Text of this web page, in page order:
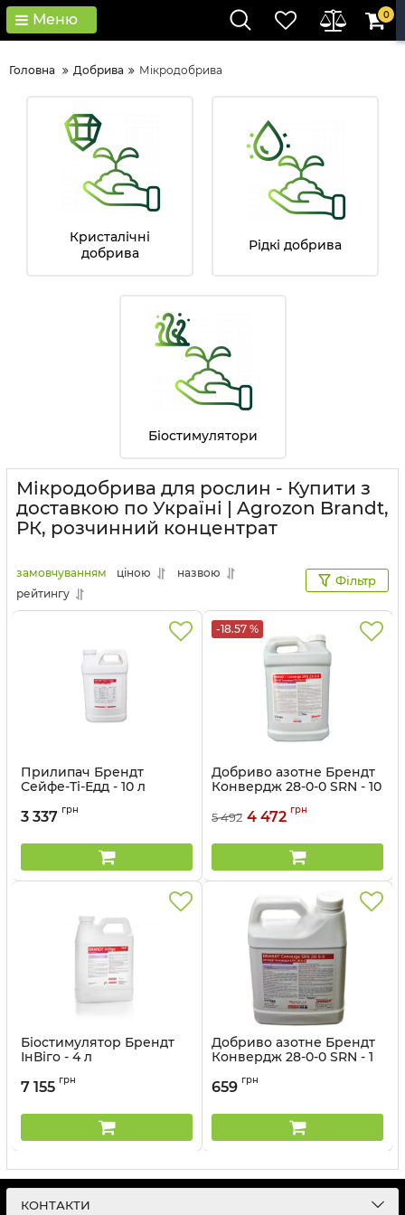
Меню 0
Головна Добрива Мікродобрива
Кристалічні
добрива
Рідкі добрива
Біостимулятори
Мікродобрива для рослин - Купити з
доставкою по Україні | Agrozon Brandt,
РК, розчинний концентрат
замовчуванням ціною
назвою
рейтингу
Фільтр
Прилипач Брендт
Сейфе-Ті-Едд - 10 л
3 337 грн
-18.57 %
Добриво азотне Брендт
Конвердж 28-0-0 SRN - 10
Артикул: 3203064
5 492 4 472 грн
Біостимулятор Брендт
ІнВіго - 4 л
7 155 грн
Добриво азотне Брендт
Конвердж 28-0-0 SRN - 1
Артикул:
659 грн
КОНТАКТИ